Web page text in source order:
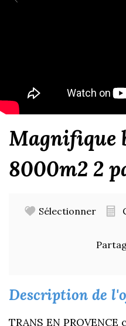
magnifique bastide sur
8000m2 2
Sélectionner
description de
TRANS EN